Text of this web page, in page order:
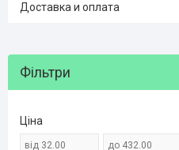
Доставка и оплата
Фільтри
Ціна